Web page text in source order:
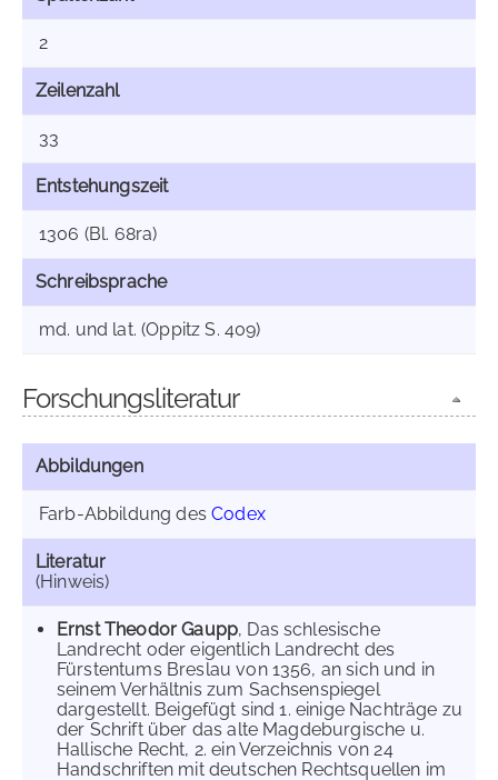
2
Zeilenzahl
33
Entstehungszeit
1306 (Bl. 68ra)
Schreibsprache
md. und lat. (Oppitz S. 409)
Forschungsliteratur
Abbildungen
Farb-Abbildung desCodex
Literatur
(Hinweis)
Ernst Theodor Gaupp, Das schlesische
Landrecht oder eigentlich Landrecht des
Fürstentums Breslau von 1356, an sich und in
seinem Verhältnis zum Sachsenspiegel
dargestellt. Beigefügt sind 1. einige Nachträge zu
der Schrift über das alte Magdeburgische u.
Hallische Recht, 2. ein Verzeichnis von 24
Handschriften mit deutschen Rechtsquellen im